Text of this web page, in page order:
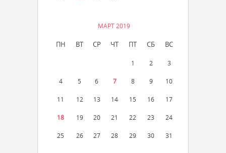
МАРТ 2019
ПН ВТ СР ЧТ ПТ СБ ВС
1 2 3
4 5 6 7 8 9 10
11 12 13 14 15 16 17
18 19 20 21 22 23 24
25 26 27 28 29 30 31